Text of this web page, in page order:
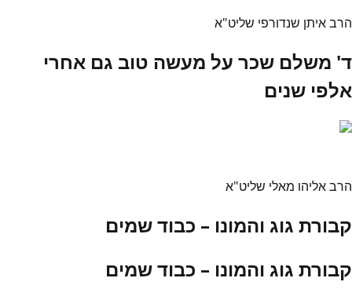
הרב איתן שנדורפי שליט"א
ד' משלם שכר על מעשה טוב גם אחרי
אלפי שנים
הרב אליהו מאלי שליט"א
קבורת גוג והמונו – כבוד שמים
קבורת גוג והמונו – כבוד שמים